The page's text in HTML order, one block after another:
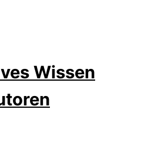
Wissen